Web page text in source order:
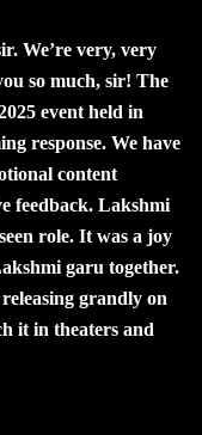
We’re very, very
so much, sir! The
event held in
response. We have
content
feedback. Lakshmi
role. It was a joy
garu together.
grandly on
it in theaters and